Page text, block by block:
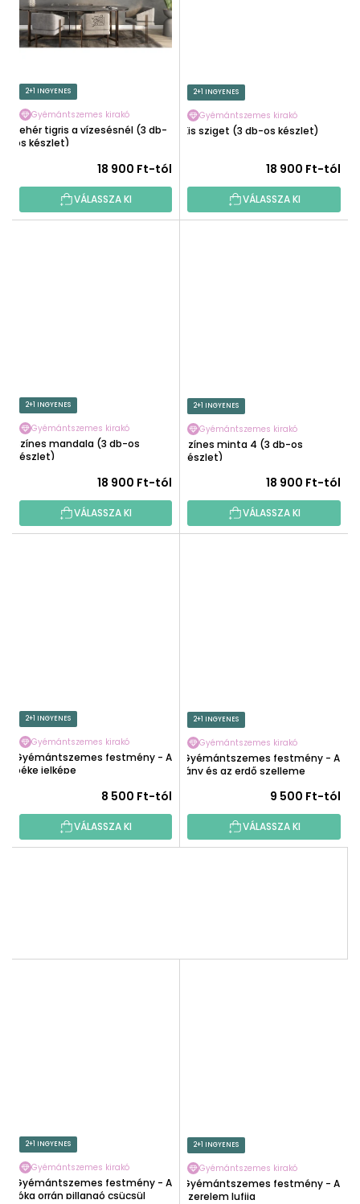
2+1 INGYENES
Gyémántszemes kirakó
Fehér tigris a vízesésnél (3 db-
os készlet)
18 900 Ft-tól
VÁLASSZA KI
2+1 INGYENES
Gyémántszemes kirakó
Kis sziget (3 db-os készlet)
18 900 Ft-tól
VÁLASSZA KI
2+1 INGYENES
Gyémántszemes kirakó
Színes mandala (3 db-os
készlet)
18 900 Ft-tól
VÁLASSZA KI
2+1 INGYENES
Gyémántszemes kirakó
Színes minta 4 (3 db-os
készlet)
18 900 Ft-tól
VÁLASSZA KI
2+1 INGYENES
Gyémántszemes kirakó
Gyémántszemes festmény - A
béke jelképe
8 500 Ft-tól
VÁLASSZA KI
2+1 INGYENES
Gyémántszemes kirakó
Gyémántszemes festmény - A
lány és az erdő szelleme
9 500 Ft-tól
VÁLASSZA KI
2+1 INGYENES
Gyémántszemes kirakó
Gyémántszemes festmény - A
róka orrán pillangó csücsül
2+1 INGYENES
Gyémántszemes kirakó
Gyémántszemes festmény - A
szerelem lufija